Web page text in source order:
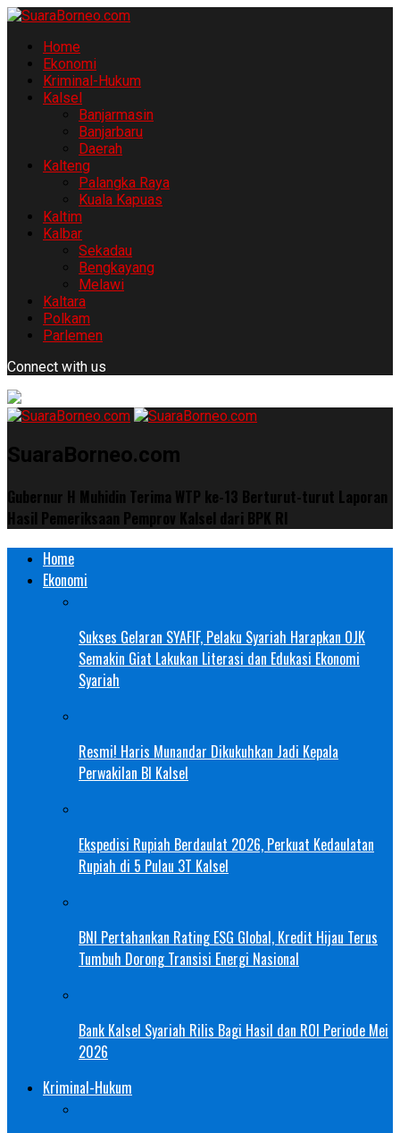
Home
Ekonomi
Kriminal-Hukum
Kalsel
Banjarmasin
Banjarbaru
Daerah
Kalteng
Palangka Raya
Kuala Kapuas
Kaltim
Kalbar
Sekadau
Bengkayang
Melawi
Kaltara
Polkam
Parlemen
Connect with us
SuaraBorneo.com
Gubernur H Muhidin Terima WTP ke-13 Berturut-turut Laporan
Hasil Pemeriksaan Pemprov Kalsel dari BPK RI
Home
Ekonomi
Sukses Gelaran SYAFIF, Pelaku Syariah Harapkan OJK
Semakin Giat Lakukan Literasi dan Edukasi Ekonomi
Syariah
Resmi! Haris Munandar Dikukuhkan Jadi Kepala
Perwakilan BI Kalsel
Ekspedisi Rupiah Berdaulat 2026, Perkuat Kedaulatan
Rupiah di 5 Pulau 3T Kalsel
BNI Pertahankan Rating ESG Global, Kredit Hijau Terus
Tumbuh Dorong Transisi Energi Nasional
Bank Kalsel Syariah Rilis Bagi Hasil dan ROI Periode Mei
2026
Kriminal-Hukum